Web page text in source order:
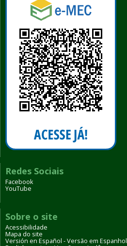
Redes Sociais
Facebook
YouTube
Sobre o site
Acessibilidade
Mapa do site
Versión en Español - Versão em Espanhol